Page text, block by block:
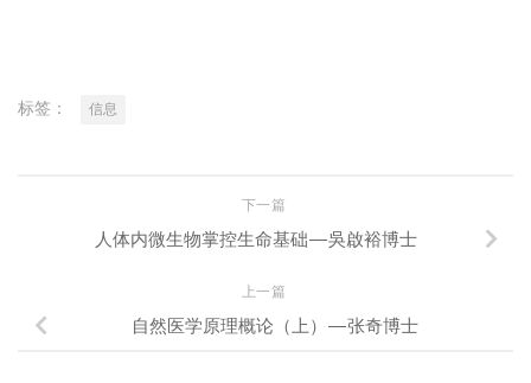
标签： 信息
下一篇
人体内微生物掌控生命基础—吳啟裕博士
上一篇
自然医学原理概论（上）—张奇博士